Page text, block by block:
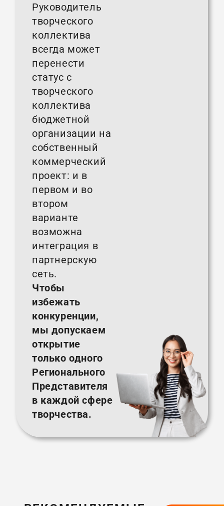
Руководитель
творческого
коллектива
всегда может
перенести
статус с
творческого
коллектива
бюджетной
организации на
собственный
коммерческий
проект: и в
первом и во
втором
варианте
возможна
интеграция в
партнерскую
сеть.
Чтобы
избежать
конкуренции,
мы допускаем
открытие
только одного
Регионального
Представителя
в каждой сфере
творчества.